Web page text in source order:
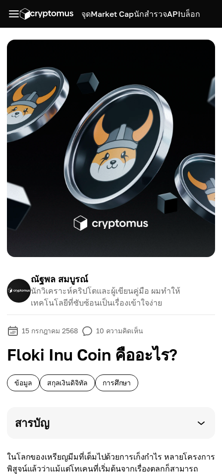
จุดMarket CapนักสำรวจAPIบล็อก
ณัฐพล สมบูรณ์
นักวิเคราะห์คริปโตและผู้เขียนคู่มือ ผมทำให้
เทคโนโลยีที่ซับซ้อนเป็นเรื่องเข้าใจง่าย
15 กรกฎาคม 2568 10 ความคิดเห็น
Floki Inu Coin คืออะไร?
ข้อมูล สกุลเงินดิจิทัล การศึกษา
สารบัญ
ในโลกของเหรียญมีมที่เต็มไปด้วยการเก็งกำไร หลายโครงการ
พิสูจน์แล้วว่าแม้แต่โทเคนที่เริ่มต้นจากเรื่องตลกก็สามารถ